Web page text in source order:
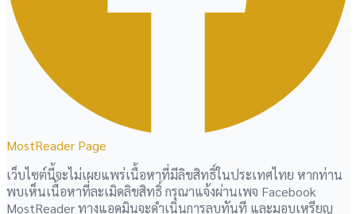
MostReader Page
เว็บไซต์นี้จะไม่เผยแพร่เนื้อหาที่มีลิขสิทธิ์ในประเทศไทย หากท่าน
พบเห็นเนื้อหาที่ละเมิดลิขสิทธิ์ กรุณาแจ้งผ่านเพจ Facebook
MostReader ทางแอดมินจะดำเนินการลบทันที และมอบเหรียญ